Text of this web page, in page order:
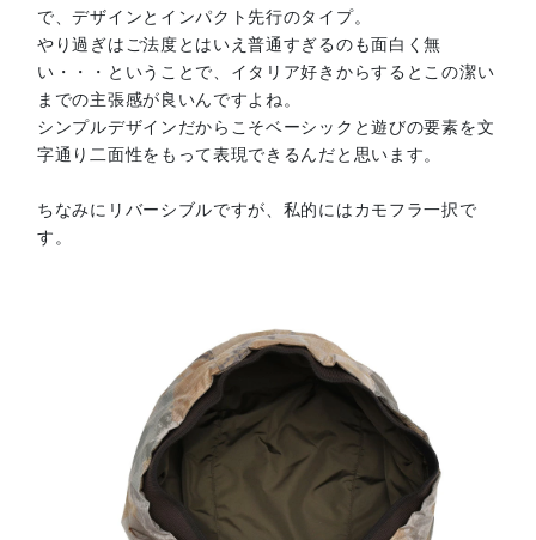
で、デザインとインパクト先行のタイプ。
やり過ぎはご法度とはいえ普通すぎるのも面白く無
い・・・ということで、イタリア好きからするとこの潔い
までの主張感が良いんですよね。
シンプルデザインだからこそベーシックと遊びの要素を文
字通り二面性をもって表現できるんだと思います。
ちなみにリバーシブルですが、私的にはカモフラ一択で
す。